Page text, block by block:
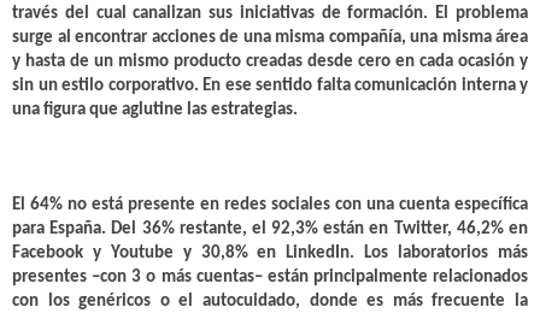
través del cual canalizan sus iniciativas de formación. El problema
surge al encontrar acciones de una misma compañía, una misma área
y hasta de un mismo producto creadas desde cero en cada ocasión y
sin un estilo corporativo. En ese sentido falta comunicación interna y
una figura que aglutine las estrategias.
El 64% no está presente en redes sociales con una cuenta específica
para España. Del 36% restante, el 92,3% están en Twitter, 46,2% en
Facebook y Youtube y 30,8% en LinkedIn. Los laboratorios más
presentes –con 3 o más cuentas– están principalmente relacionados
con los genéricos o el autocuidado, donde es más frecuente la